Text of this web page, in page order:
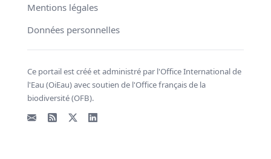
Mentions légales
Données personnelles
Ce portail est créé et administré par l'Office International de
l'Eau (OiEau) avec soutien de l'Office français de la
biodiversité (OFB).